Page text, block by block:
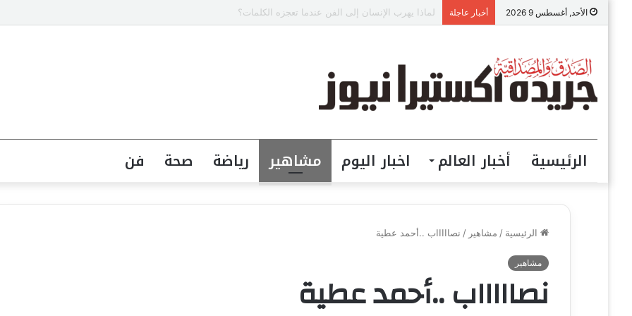
الأحد, أغسطس 9 2026 أخبار عاجلة “هو أنا لازم أقول؟”.. برنامج “هو وهي” يناقش هل الشريك المفروض يفهم احتياجاتك من غير ما تطلب
الرئيسية أخبار العالم اخبار اليوم مشاهير رياضة صحة فن
الرئيسية / مشاهير / نصاااااب ..أحمد عطية
مشاهير
نصاااااب ..أحمد عطية